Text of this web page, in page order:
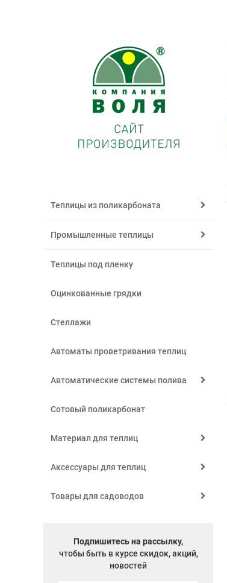
Теплицы из поликарбоната
Промышленные теплицы
Теплицы под пленку
Оцинкованные грядки
Стеллажи
Автоматы проветривания теплиц
Автоматические системы полива
Сотовый поликарбонат
Материал для теплиц
Аксессуары для теплиц
Товары для садоводов
Подпишитесь на рассылку,
чтобы быть в курсе скидок, акций,
новостей